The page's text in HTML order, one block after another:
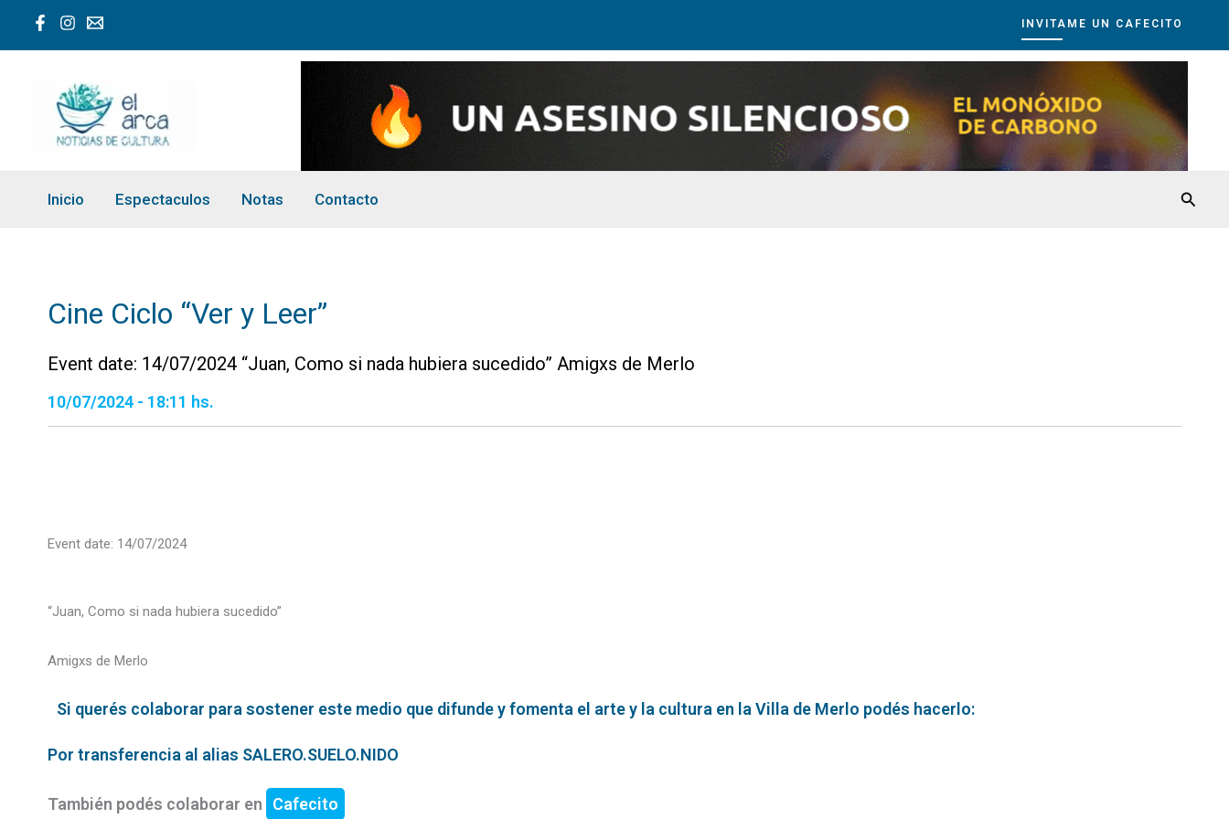
INVITAME UN CAFECITO
Inicio Espectaculos Notas Contacto
Cine Ciclo “Ver y Leer”
Event date: 14/07/2024 “Juan, Como si nada hubiera sucedido” Amigxs de Merlo
10/07/2024 - 18:11 hs.
Event date: 14/07/2024
“Juan, Como si nada hubiera sucedido”
Amigxs de Merlo
Si querés colaborar para sostener este medio que difunde y fomenta el arte y la cultura en la Villa de Merlo podés hacerlo:
Por transferencia al alias SALERO.SUELO.NIDO
También podés colaborar en Cafecito